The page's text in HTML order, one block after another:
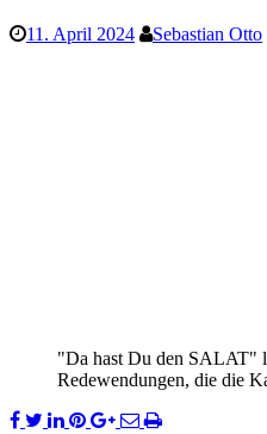
11. April 2024 Sebastian Otto
"Da hast Du den SALAT"
Redewendungen, die die